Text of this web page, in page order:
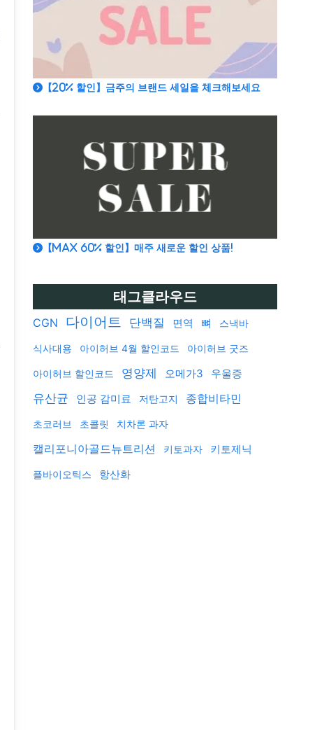
【20% 할인】금주의 브랜드 세일을 체크해보세요
【MAX 60% 할인】매주 새로운 할인 상품!
태그클라우드
CGN 다이어트 단백질 면역 뼈 스낵바
식사대용 아이허브 4월 할인코드 아이허브 굿즈
아이허브 할인코드 영양제 오메가3 우울증
유산균 인공 감미료 저탄고지 종합비타민
초코러브 초콜릿 치차론 과자
캘리포니아골드뉴트리션 키토과자 키토제닉
플바이오틱스 항산화